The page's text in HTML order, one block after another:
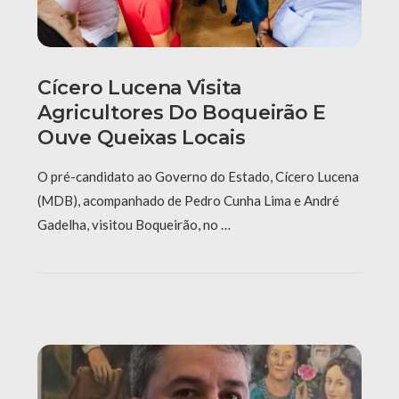
Cícero Lucena Visita
Agricultores Do Boqueirão E
Ouve Queixas Locais
O pré-candidato ao Governo do Estado, Cícero Lucena
(MDB), acompanhado de Pedro Cunha Lima e André
Gadelha, visitou Boqueirão, no …